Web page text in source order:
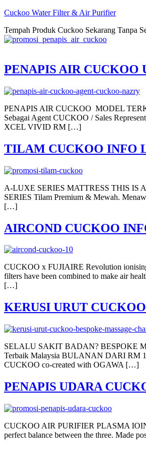
Cuckoo Water Filter & Air Purifier
Tempah Produk Cuckoo Sekarang Tanpa
PENAPIS AIR CUCKOO
PENAPIS AIR CUCKOO MODEL
Sebagai Agent CUCKOO / Sales
XCEL VIVID RM […]
TILAM CUCKOO INFO
A-LUXE SERIES MATTRESS THIS IS
SERIES Tilam Premium & Mewah.
[…]
AIRCOND CUCKOO
CUCKOO x FUJIAIRE Revolution
filters have been combined to make air
[…]
KERUSI URUT
SELALU SAKIT BADAN? BESPOKE
Terbaik Malaysia BULANAN DARI RM
CUCKOO co-created with OGAWA […]
PENAPIS UDARA
CUCKOO AIR PURIFIER PLASMA
perfect balance between the three. Made